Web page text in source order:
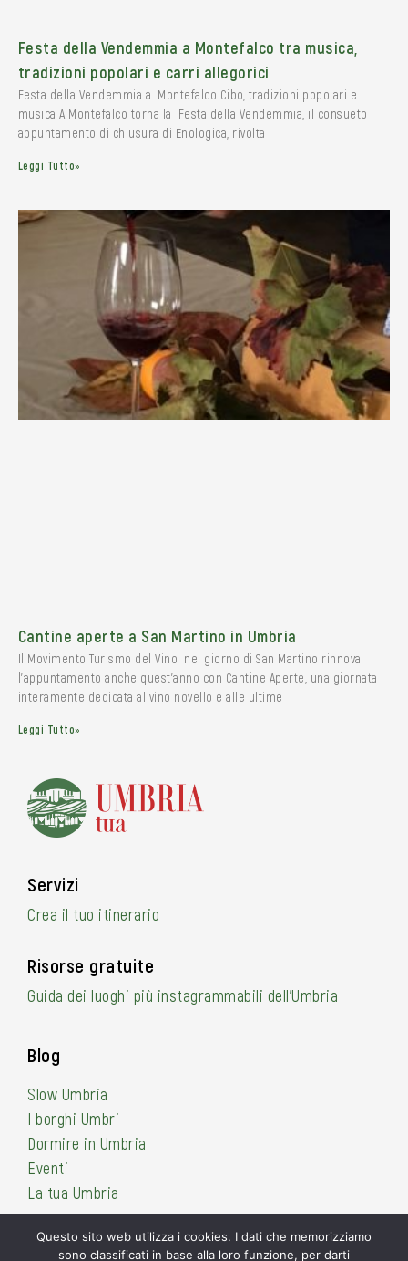
Festa della Vendemmia a Montefalco tra musica,
tradizioni popolari e carri allegorici
Festa della Vendemmia a Montefalco Cibo, tradizioni popolari e
musica A Montefalco torna la Festa della Vendemmia, il consueto
appuntamento di chiusura di Enologica, rivolta
Leggi Tutto»
Cantine aperte a San Martino in Umbria
Il Movimento Turismo del Vino nel giorno di San Martino rinnova
l’appuntamento anche quest’anno con Cantine Aperte, una giornata
interamente dedicata al vino novello e alle ultime
Leggi Tutto»
Servizi
Crea il tuo itinerario
Risorse gratuite
Guida dei luoghi più instagrammabili dell’Umbria
Blog
Slow Umbria
I borghi Umbri
Dormire in Umbria
Eventi
La tua Umbria
Questo sito web utilizza i cookies. I dati che memorizziamo
sono classificati in base alla loro funzione, per darti